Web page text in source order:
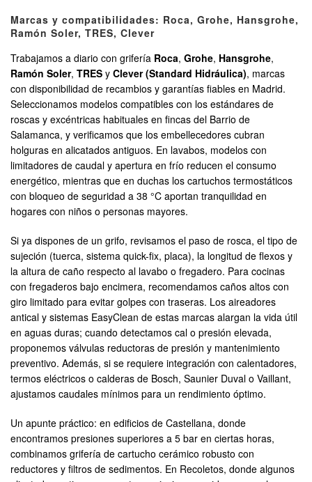
Marcas y compatibilidades: Roca, Grohe, Hansgrohe,
Ramón Soler, TRES, Clever
Trabajamos a diario con grifería Roca, Grohe, Hansgrohe,
Ramón Soler, TRES y Clever (Standard Hidráulica), marcas
con disponibilidad de recambios y garantías fiables en Madrid.
Seleccionamos modelos compatibles con los estándares de
roscas y excéntricas habituales en fincas del Barrio de
Salamanca, y verificamos que los embellecedores cubran
holguras en alicatados antiguos. En lavabos, modelos con
limitadores de caudal y apertura en frío reducen el consumo
energético, mientras que en duchas los cartuchos termostáticos
con bloqueo de seguridad a 38 °C aportan tranquilidad en
hogares con niños o personas mayores.
Si ya dispones de un grifo, revisamos el paso de rosca, el tipo de
sujeción (tuerca, sistema quick-fix, placa), la longitud de flexos y
la altura de caño respecto al lavabo o fregadero. Para cocinas
con fregaderos bajo encimera, recomendamos caños altos con
giro limitado para evitar golpes con traseras. Los aireadores
antical y sistemas EasyClean de estas marcas alargan la vida útil
en aguas duras; cuando detectamos cal o presión elevada,
proponemos válvulas reductoras de presión y mantenimiento
preventivo. Además, si se requiere integración con calentadores,
termos eléctricos o calderas de Bosch, Saunier Duval o Vaillant,
ajustamos caudales mínimos para un rendimiento óptimo.
Un apunte práctico: en edificios de Castellana, donde
encontramos presiones superiores a 5 bar en ciertas horas,
combinamos grifería de cartucho cerámico robusto con
reductores y filtros de sedimentos. En Recoletos, donde algunos